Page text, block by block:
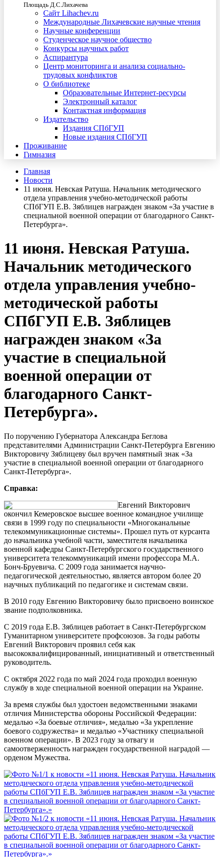
Площадь Д.С.Лихачева
Сайт Lihachev.ru
Международные Лихачевские научные чтения
Научные конференции
Студенческое научное общество
Конкурсы научных работ
Аспирантура
Центр мониторинга и анализа социально-
трудовых конфликтов
О библиотеке
Образовательные Интернет-ресурсы
Электронный каталог
Контактная информация
Издательство
Издания СПбГУП
Новые издания СПбГУП
Проживание
Гимназия
Главная
Новости
11 июня. Невская Ратуша. Начальник методического
отдела управления учебно-методической работы
СПбГУП Е.В. Зяблицев награжден знаком «За участие в
специальной военной операции от благодарного Санкт-
Петербурга».
11 июня. Невская Ратуша.
Начальник методического
отдела управления учебно-
методической работы
СПбГУП Е.В. Зяблицев
награжден знаком «За
участие в специальной
военной операции от
благодарного Санкт-
Петербурга».
По поручению Губернатора Александра Беглова
представителями Администрации Санкт-Петербурга Евгению
Викторовичу Зяблицеву был вручен памятный знак «За
участие в специальной военной операции от благодарного
Санкт-Петербурга».
Справка:
Евгений Викторович
окончил Кемеровское высшее военное командное училище
связи в 1999 году по специальности «Многоканальные
телекоммуникационные системы». Прошел путь от курсанта
до начальника учебной части, заместителя начальника
военной кафедры Санкт-Петербургского государственного
университета телекоммуникаций имени профессора М.А.
Бонч-Бруевича. С 2009 года занимается научно-
педагогической деятельностью, является автором более 20
научных публикаций по педагогике и системам связи.
В 2010 году Евгению Викторовичу было присвоено воинское
звание подполковника.
С 2019 года Е.В. Зяблицев работает в Санкт-Петербургском
Гуманитарном университете профсоюзов. За годы работы
Евгений Викторович проявил себя как
высококвалифицированный, инициативный и ответственный
руководитель.
С октября 2022 года по май 2024 года проходил военную
службу в ходе специальной военной операции на Украине.
За время службы был удостоен ведомственными знаками
отличия Министерства обороны Российской Федерации:
медалью «За боевые отличия», медалью «За укрепление
боевого содружества» и медалью «Участнику специальной
военном операции». В 2023 году за отвагу и
самоотверженность награжден государственной наградой —
орденом Мужества.